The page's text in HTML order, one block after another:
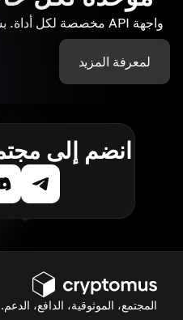
واجهة API مخصصة لكل أداة. بسيطة، سريعة، وموثقة بالكامل
لمعرفة المزيد
انضم إلى
المجتمع، الموثوقية، الدافع، الدعم.